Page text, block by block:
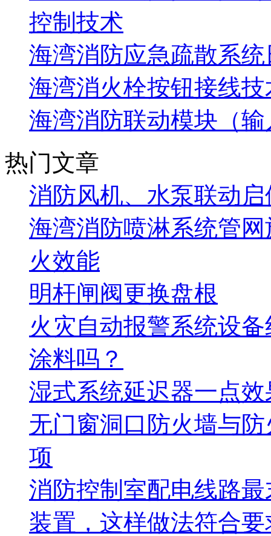
控制技术
海湾消防应急疏散系
海湾消火栓按钮接线
海湾消防联动模块（
热门文章
消防风机、水泵联动
海湾消防喷淋系统管
火效能
明杆闸阀更换盘根
火灾自动报警系统设
涂料吗？
湿式系统延迟器一点
无门窗洞口防火墙与
项
消防控制室配电线路
装置，这样做法符合